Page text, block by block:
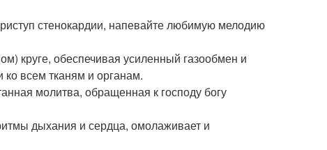
стенокардии, напевайте любимую мелодию
круге, обеспечивая усиленный газообмен и
ко всем тканям и органам.
молитва, обращенная к господу богу
дыхания и сердца, омолаживает и